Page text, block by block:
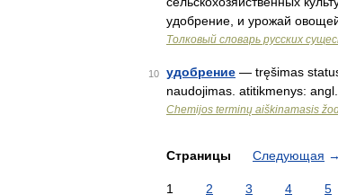
удобрение, и урожай овощей
Толковый словарь русских
10 удобрение — tręšimas
naudojimas. atitikmenys:
Chemijos terminų aiškinamasis
Страницы Следующая →
1 2 3 4 5